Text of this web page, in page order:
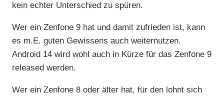
kein echter Unterschied zu spüren.
Wer ein Zenfone 9 hat und damit zufrieden ist, kann
es m.E. guten Gewissens auch weiternutzen.
Android 14 wird wohl auch in Kürze für das Zenfone 9
released werden.
Wer ein Zenfone 8 oder älter hat, für den lohnt sich